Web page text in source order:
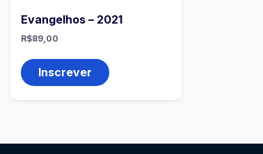
Evangelhos – 2021
R$89,00
Inscrever